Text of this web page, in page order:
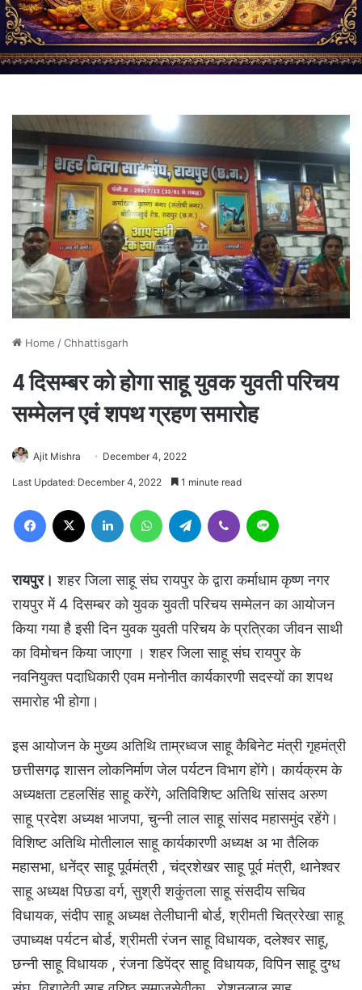
Home /Chhattisgarh
4 दिसम्बर को होगा साहू युवक युवती परिचय
सम्मेलन एवं शपथ ग्रहण समारोह
Ajit Mishra December 4, 2022
Last Updated: December 4, 2022 1 minute read
Facebook LinkedIn WhatsAppTelegram Viber
रायपुर। शहर जिला साहू संघ रायपुर के द्वारा कर्माधाम कृष्ण नगर
रायपुर में 4 दिसम्बर को युवक युवती परिचय सम्मेलन का आयोजन
किया गया है इसी दिन युवक युवती परिचय के प्रत्रिका जीवन साथी
का विमोचन किया जाएगा । शहर जिला साहू संघ रायपुर के
नवनियुक्त पदाधिकारी एवम मनोनीत कार्यकारणी सदस्यों का शपथ
समारोह भी होगा।
इस आयोजन के मुख्य अतिथि ताम्रध्वज साहू कैबिनेट मंत्री गृहमंत्री
छत्तीसगढ़ शासन लोकनिर्माण जेल पर्यटन विभाग होंगे। कार्यक्रम के
अध्यक्षता टहलसिंह साहू करेंगे, अतिविशिष्ट अतिथि सांसद अरुण
साहू प्रदेश अध्यक्ष भाजपा, चुन्नी लाल साहू सांसद महासमुंद रहेंगे।
विशिष्ट अतिथि मोतीलाल साहू कार्यकारणी अध्यक्ष अ भा तैलिक
महासभा, धनेंद्र साहू पूर्वमंत्री , चंद्रशेखर साहू पूर्व मंत्री, थानेश्वर
साहू अध्यक्ष पिछडा वर्ग, सुश्री शकुंतला साहू संसदीय सचिव
विधायक, संदीप साहू अध्यक्ष तेलीघानी बोर्ड, श्रीमती चित्ररेखा साहू
उपाध्यक्ष पर्यटन बोर्ड, श्रीमती रंजन साहू विधायक, दलेश्वर साहू,
छन्नी साहू विधायक , रंजना डिपेंद्र साहू विधायक, विपिन साहू दुग्ध